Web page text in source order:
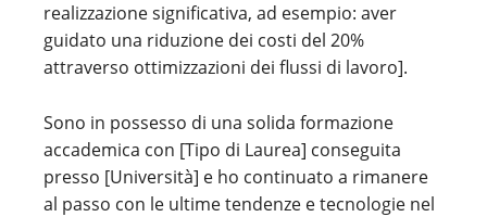
realizzazione significativa, ad esempio: aver
guidato una riduzione dei costi del 20%
attraverso ottimizzazioni dei flussi di lavoro].
Sono in possesso di una solida formazione
accademica con [Tipo di Laurea] conseguita
presso [Università] e ho continuato a rimanere
al passo con le ultime tendenze e tecnologie nel